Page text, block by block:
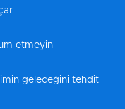
etmeyin
geleceğini tehdit